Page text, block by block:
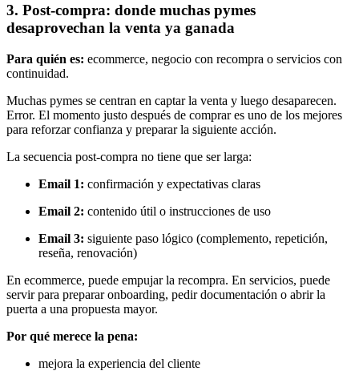
3. Post-compra: donde muchas pymes
desaprovechan la venta ya ganada
Para quién es: ecommerce, negocio con recompra o servicios con
continuidad.
Muchas pymes se centran en captar la venta y luego desaparecen.
Error. El momento justo después de comprar es uno de los mejores
para reforzar confianza y preparar la siguiente acción.
La secuencia post-compra no tiene que ser larga:
Email 1: confirmación y expectativas claras
Email 2: contenido útil o instrucciones de uso
Email 3: siguiente paso lógico (complemento, repetición,
reseña, renovación)
En ecommerce, puede empujar la recompra. En servicios, puede
servir para preparar onboarding, pedir documentación o abrir la
puerta a una propuesta mayor.
Por qué merece la pena:
mejora la experiencia del cliente